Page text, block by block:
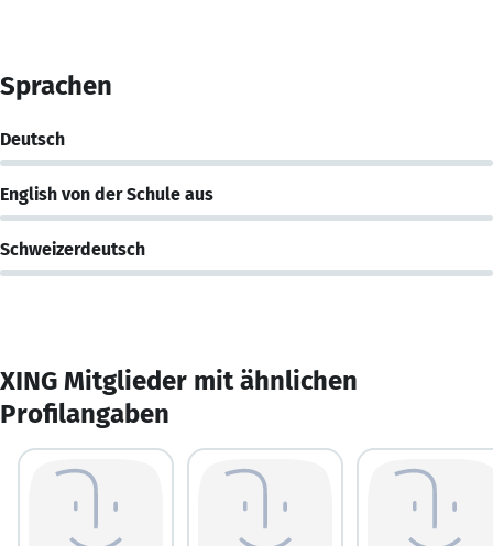
Sprachen
Deutsch
English von der Schule aus
Schweizerdeutsch
XING Mitglieder mit ähnlichen
Profilangaben